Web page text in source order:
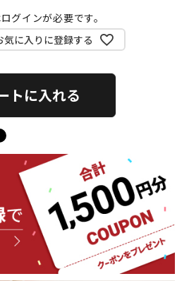
グインが必要です。
気に入りに登録する
トに入れる